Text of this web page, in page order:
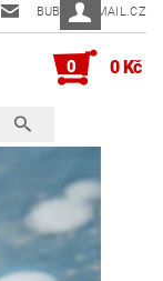
BUBUN@EMAIL.CZ
0 0 Kč